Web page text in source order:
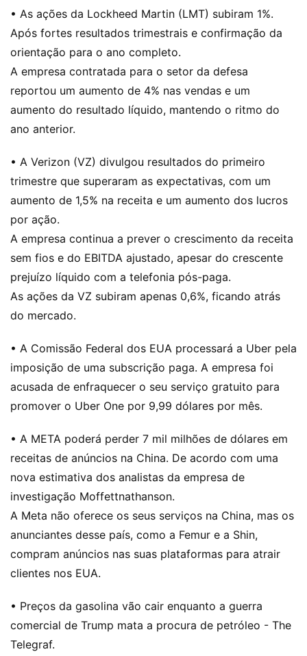
• As ações da Lockheed Martin (LMT) subiram 1%.
Após fortes resultados trimestrais e confirmação da
orientação para o ano completo.
A empresa contratada para o setor da defesa
reportou um aumento de 4% nas vendas e um
aumento do resultado líquido, mantendo o ritmo do
ano anterior.
• A Verizon (VZ) divulgou resultados do primeiro
trimestre que superaram as expectativas, com um
aumento de 1,5% na receita e um aumento dos lucros
por ação.
A empresa continua a prever o crescimento da receita
sem fios e do EBITDA ajustado, apesar do crescente
prejuízo líquido com a telefonia pós-paga.
As ações da VZ subiram apenas 0,6%, ficando atrás
do mercado.
• A Comissão Federal dos EUA processará a Uber pela
imposição de uma subscrição paga. A empresa foi
acusada de enfraquecer o seu serviço gratuito para
promover o Uber One por 9,99 dólares por mês.
• A META poderá perder 7 mil milhões de dólares em
receitas de anúncios na China. De acordo com uma
nova estimativa dos analistas da empresa de
investigação Moffettnathanson.
A Meta não oferece os seus serviços na China, mas os
anunciantes desse país, como a Femur e a Shin,
compram anúncios nas suas plataformas para atrair
clientes nos EUA.
• Preços da gasolina vão cair enquanto a guerra
comercial de Trump mata a procura de petróleo - The
Telegraf.